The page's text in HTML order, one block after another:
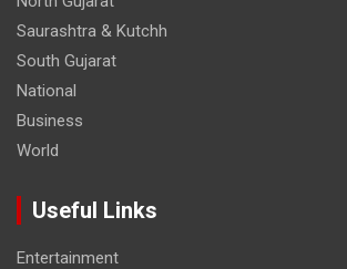
Saurashtra & Kutchh
South Gujarat
National
Business
World
Useful Links
Entertainment